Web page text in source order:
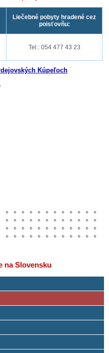
Liečebné pobyty hradené cez
poisťovňu:
Tel.: 054 477 43 23
Kúpeľoch
na Slovensku